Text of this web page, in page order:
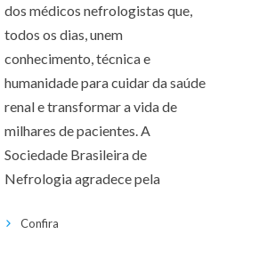
dos médicos nefrologistas que,
todos os dias, unem
conhecimento, técnica e
humanidade para cuidar da saúde
renal e transformar a vida de
milhares de pacientes. A
Sociedade Brasileira de
Nefrologia agradece pela
Confira